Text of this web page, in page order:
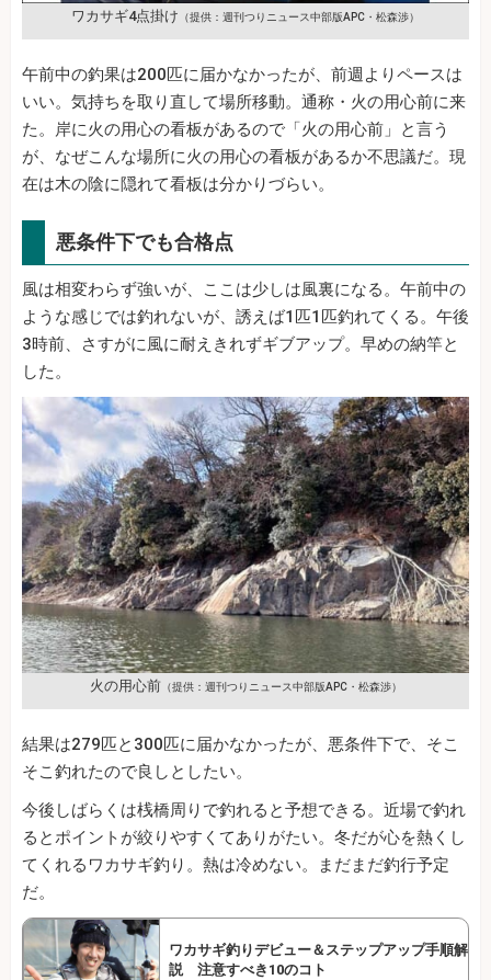
ワカサギ4点掛け （提供：週刊つりニュース中部版APC・松森渉）
午前中の釣果は200匹に届かなかったが、前週よりペースは
いい。気持ちを取り直して場所移動。通称・火の用心前に来
た。岸に火の用心の看板があるので「火の用心前」と言う
が、なぜこんな場所に火の用心の看板があるか不思議だ。現
在は木の陰に隠れて看板は分かりづらい。
悪条件下でも合格点
風は相変わらず強いが、ここは少しは風裏になる。午前中の
ような感じでは釣れないが、誘えば1匹1匹釣れてくる。午後
3時前、さすがに風に耐えきれずギブアップ。早めの納竿と
した。
火の用心前 （提供：週刊つりニュース中部版APC・松森渉）
結果は279匹と300匹に届かなかったが、悪条件下で、そこ
そこ釣れたので良しとしたい。
今後しばらくは桟橋周りで釣れると予想できる。近場で釣れ
るとポイントが絞りやすくてありがたい。冬だが心を熱くし
てくれるワカサギ釣り。熱は冷めない。まだまだ釣行予定
だ。
ワカサギ釣りデビュー＆ステップアップ手順解
説 注意すべき10のコト